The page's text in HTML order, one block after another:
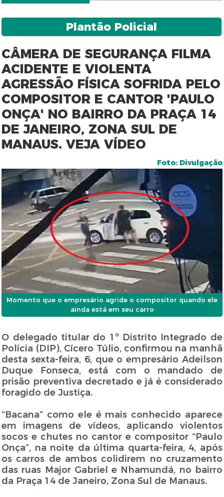
Plantão Policial
CÂMERA DE SEGURANÇA FILMA
ACIDENTE E VIOLENTA
AGRESSÃO FÍSICA SOFRIDA PELO
COMPOSITOR E CANTOR 'PAULO
ONÇA' NO BAIRRO DA PRAÇA 14
DE JANEIRO, ZONA SUL DE
MANAUS. VEJA VÍDEO
Foto: Divulgação
Momento que o empresário agride o compositor quando ele
ainda está em seu carro
O delegado titular do 1º Distrito Integrado de
Polícia (DIP), Cícero Túlio, confirmou na manhã
desta sexta-feira, 6, que o empresário Adeilson
Duque Fonseca, está com o mandado de
prisão preventiva decretado e já é considerado
foragido de Justiça.
“Bacana” como ele é mais conhecido aparece
em imagens de vídeos, aplicando violentos
socos e chutes no cantor e compositor “Paulo
Onça”, na noite da última quarta-feira, 4, após
os carros de ambos colidirem no cruzamento
das ruas Major Gabriel e Nhamundá, no bairro
da Praça 14 de Janeiro, Zona Sul de Manaus.